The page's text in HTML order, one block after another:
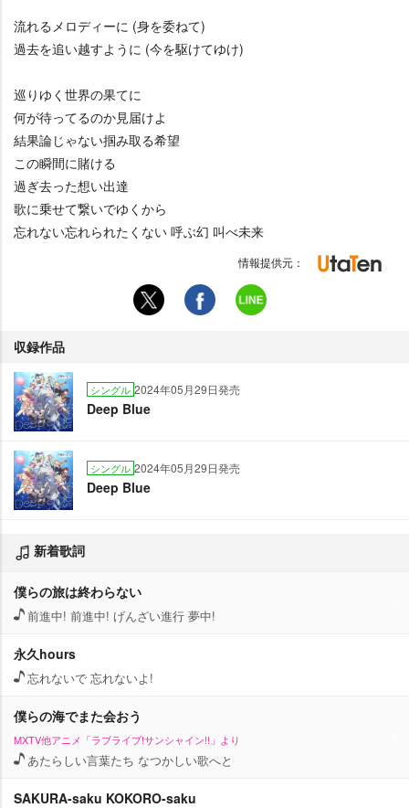
流れるメロディーに (身を委ねて)
過去を追い越すように (今を駆けてゆけ)
巡りゆく世界の果てに
何が待ってるのか見届けよ
結果論じゃない掴み取る希望
この瞬間に賭ける
過ぎ去った想い出達
歌に乗せて繋いでゆくから
忘れない忘れられたくない 呼ぶ幻 叫べ未来
情報提供元：
収録作品
シングル 2024年05月29日発売
Deep Blue
シングル 2024年05月29日発売
Deep Blue
新着歌詞
僕らの旅は終わらない
前進中! 前進中! げんざい進行 夢中!
永久hours
忘れないで 忘れないよ!
僕らの海でまた会おう
MXTV他アニメ「ラブライブ!サンシャイン!!」より
あたらしい言葉たち なつかしい歌へと
SAKURA-saku KOKORO-saku